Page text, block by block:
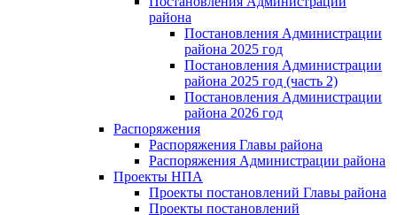
района
Постановления Администрации
района 2025 год
Постановления Администрации
района 2025 год (часть 2)
Постановления Администрации
района 2026 год
Распоряжения
Распоряжения Главы района
Распоряжения Администрации района
Проекты НПА
Проекты постановлений Главы района
Проекты постановлений